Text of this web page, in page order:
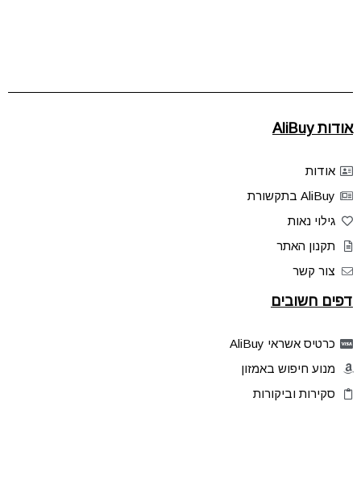
אודות AliBuy
אודות
AliBuy בתקשורת
גילוי נאות
תקנון האתר
צור קשר
דפים חשובים
כרטיס אשראי AliBuy
מנוע חיפוש באמזון
סקירות וביקורות